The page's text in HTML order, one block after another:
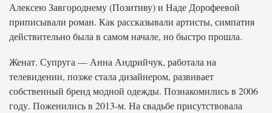
Алексею Завгороднему (Позитиву) и Наде Дорофеевой
приписывали роман. Как рассказывали артисты, симпатия
действительно была в самом начале, но быстро прошла.
Женат. Супруга — Анна Андрийчук, работала на
телевидении, позже стала дизайнером, развивает
собственный бренд модной одежды. Познакомились в 2006
году. Поженились в 2013-м. На свадьбе присутствовала